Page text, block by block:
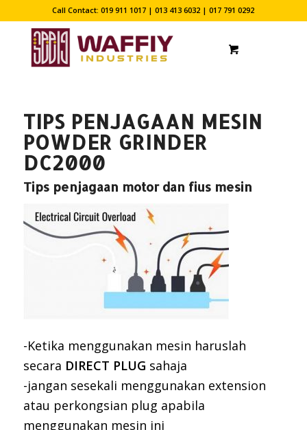
Call Contact: 019 911 1017 | 013 413 6032 | 017 791 0292
TIPS PENJAGAAN MESIN
POWDER GRINDER
DC2000
Tips penjagaan motor dan fius mesin
-Ketika menggunakan mesin haruslah
secara DIRECT PLUG sahaja
-jangan sesekali menggunakan extension
atau perkongsian plug apabila
menggunakan mesin ini